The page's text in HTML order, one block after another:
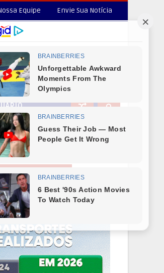
Equipe Envie Sua Notícia
do Iguaçu - Saúde Bucal: Alunos da Rede
NOSSO PORTAL